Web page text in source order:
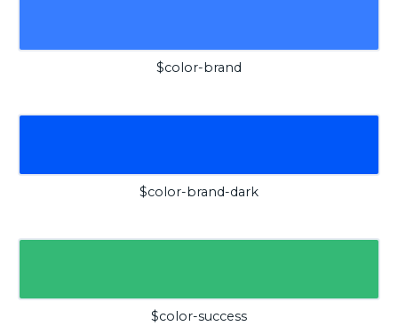
$color-brand
$color-brand-dark
$color-success